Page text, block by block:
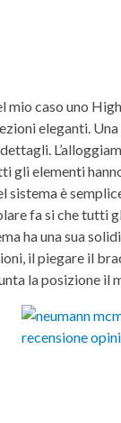
mio caso uno
eleganti.
gli elementi
sistema è
fa si che tutti
ha una sua
il piegare il
la posizione il